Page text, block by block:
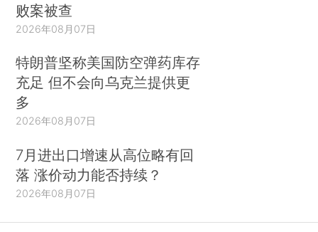
败案被查
2026年08月07日
特朗普坚称美国防空弹药库存
充足 但不会向乌克兰提供更
多
2026年08月07日
7月进出口增速从高位略有回
落 涨价动力能否持续？
2026年08月07日